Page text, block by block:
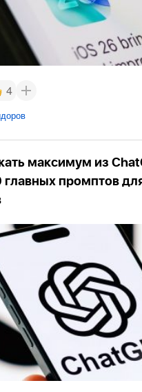
4
максимум из
главных промптов